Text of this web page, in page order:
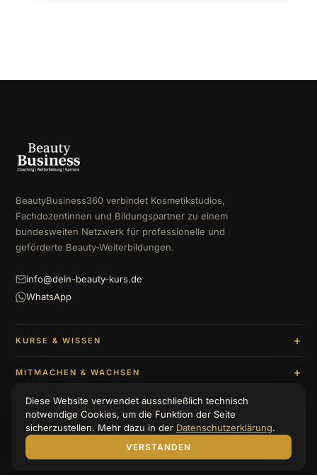
BeautyBusiness360 verbindet Kosmetikstudios,
Fachdozentinnen und Bildungspartner zu einem
bundesweiten Netzwerk für professionelle und
geförderte Beauty-Weiterbildungen.
info@dein-beauty-kurs.de
WhatsApp
KURSE & WISSEN
MITMACHEN & WACHSEN
UNTERNEHMEN & BERATUNG
© 2026 BeautyBusiness360ImpressumDatenschutzerklärung
Diese Website verwendet ausschließlich technisch
notwendige Cookies, um die Funktion der Seite
sicherzustellen. Mehr dazu in der Datenschutzerklärung.
VERSTANDEN